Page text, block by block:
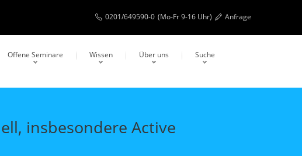
0201/649590-0 (Mo-Fr 9-16 Uhr) Anfrage
Offene Seminare Wissen Über uns Suche
insbesondere Active